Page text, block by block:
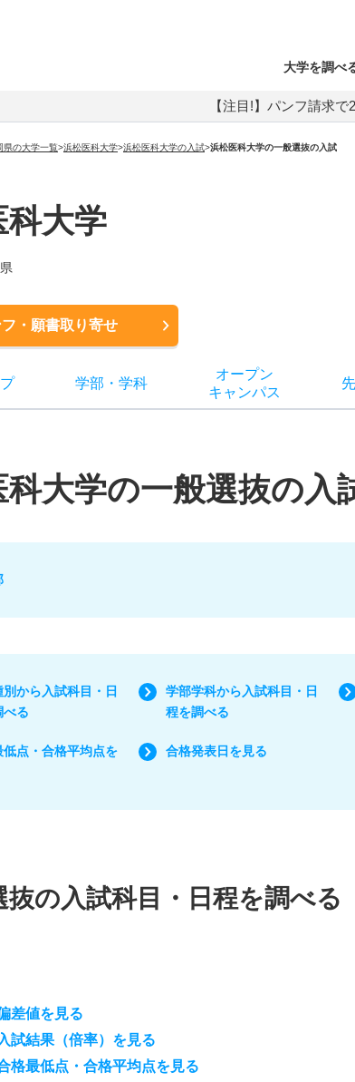
大学を調べ
【注目!】パンフ請求
県の大学一覧>浜松医科大学>浜松医科大学の入試>浜松医科大学の一般選抜の入試
科大学
・願書取り寄せ
学部 ・ 学科
オープン
キャンパス
科大学の一般選抜の入
別から入試科目・日
べる
学部学科から入試科目・日
程を調べる
低点・合格平均点を
合格発表日を見る
抜の入試科目・日程を調べる
差値を見る
試結果（倍率）を見る
格最低点・合格平均点を見る